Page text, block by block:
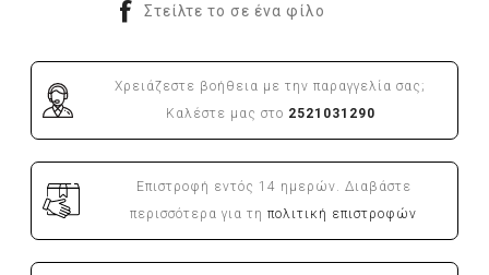
Χρειάζεστε βοήθεια με την παραγγελία σας;
Καλέστε μας στο 2521031290
Επιστροφή εντός 14 ημερών. Διαβάστε
περισσότερα για τηπολιτική επιστροφών